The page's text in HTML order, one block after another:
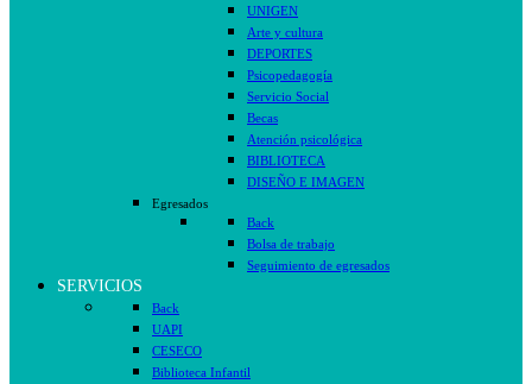
UNIGEN
Arte y cultura
DEPORTES
Psicopedagogía
Servicio Social
Becas
Atención psicológica
BIBLIOTECA
DISEÑO E IMAGEN
Egresados
Back
Bolsa de trabajo
Seguimiento de egresados
SERVICIOS
Back
UAPI
CESECO
Biblioteca Infantil